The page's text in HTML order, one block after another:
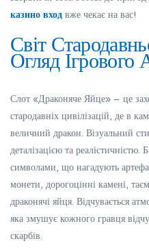
казино вход вже чекає на вас!
Світ
Огляд Ігрового
Слот «Драконяче Яйце» – це
стародавніх цивілізацій, де в
величний дракон. Візуальний
деталізацією та
символами, що нагадують
монети, дорогоцінні камені,
драконячі яйця. Відчувається
яка змушує кожного гравця
скарбів.